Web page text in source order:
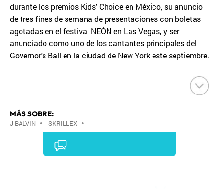
durante los premios Kids' Choice en México, su anuncio
de tres fines de semana de presentaciones con boletas
agotadas en el festival NEÓN en Las Vegas, y ser
anunciado como uno de los cantantes principales del
Governor's Ball en la ciudad de New York este septiembre.
MÁS SOBRE:
J BALVIN • SKRILLEX •